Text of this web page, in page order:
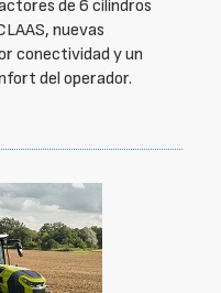
de 6 cilindros
nuevas
conectividad y un
del operador.